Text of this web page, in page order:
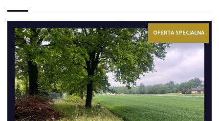
OFERTA SPECJALNA